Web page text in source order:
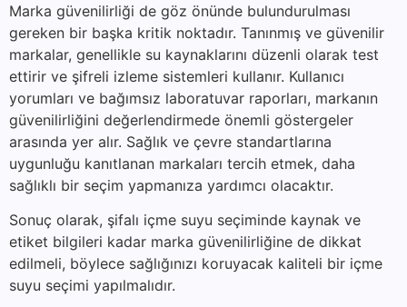
Marka güvenilirliği de göz önünde bulundurulması
gereken bir başka kritik noktadır. Tanınmış ve güvenilir
markalar, genellikle su kaynaklarını düzenli olarak test
ettirir ve şifreli izleme sistemleri kullanır. Kullanıcı
yorumları ve bağımsız laboratuvar raporları, markanın
güvenilirliğini değerlendirmede önemli göstergeler
arasında yer alır. Sağlık ve çevre standartlarına
uygunluğu kanıtlanan markaları tercih etmek, daha
sağlıklı bir seçim yapmanıza yardımcı olacaktır.
Sonuç olarak, şifalı içme suyu seçiminde kaynak ve
etiket bilgileri kadar marka güvenilirliğine de dikkat
edilmeli, böylece sağlığınızı koruyacak kaliteli bir içme
suyu seçimi yapılmalıdır.